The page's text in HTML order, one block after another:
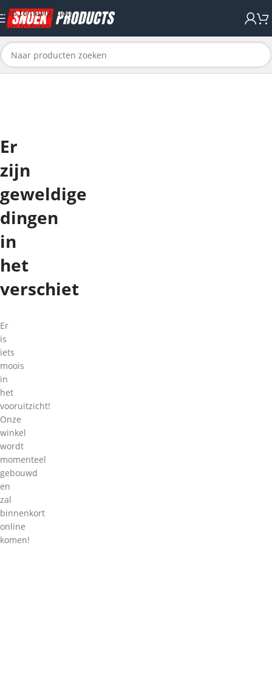
Skip to navigation
Skip to main content
Er
zijn
geweldige
dingen
in
het
verschiet
Er
is
iets
moois
in
het
vooruitzicht!
Onze
winkel
wordt
momenteel
gebouwd
en
zal
binnenkort
online
komen!